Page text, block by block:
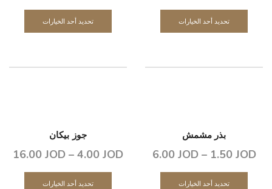
تحديد أحد الخيارات تحديد أحد الخيارات
بذر مشمش
1.50 JOD
–
6.00 JOD
تحديد أحد الخيارات
جوز بيكان
4.00 JOD
–
16.00 JOD
تحديد أحد الخيارات